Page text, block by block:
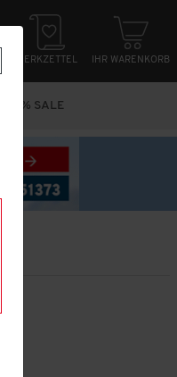
MERKZETTEL IHR WARENKORB
% SALE